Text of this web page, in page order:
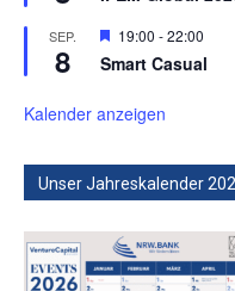
SEP.
8
Hervorgehoben
19:00 -22:00
Smart Casual
Kalender anzeigen
Unser Jahreskalender